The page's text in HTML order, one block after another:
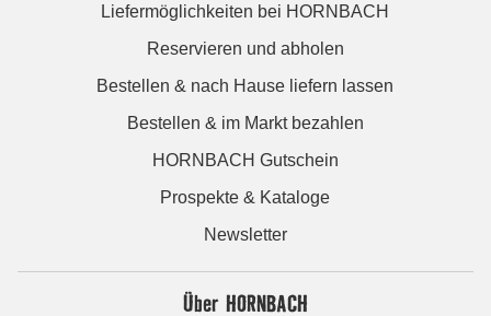
Liefermöglichkeiten bei HORNBACH
Reservieren und abholen
Bestellen & nach Hause liefern lassen
Bestellen & im Markt bezahlen
HORNBACH Gutschein
Prospekte & Kataloge
Newsletter
Über HORNBACH